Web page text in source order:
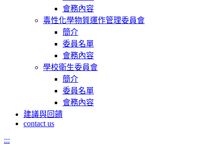
會務內容
毒性化學物質運作管理委員會
簡介
委員名單
會務內容
學校衛生委員會
簡介
委員名單
會務內容
建議與回饋
contact us
:::